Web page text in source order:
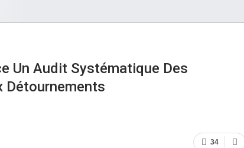
Un Audit Systématique Des
Détournements
34